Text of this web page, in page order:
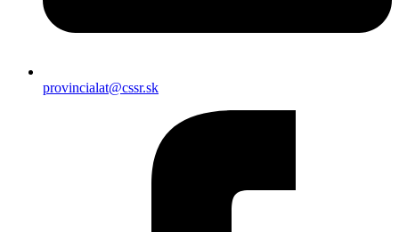
provincialat@cssr.sk